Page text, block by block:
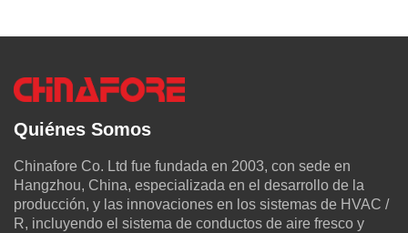
Quiénes Somos
Chinafore Co. Ltd fue fundada en 2003, con sede en
Hangzhou, China, especializada en el desarrollo de la
producción, y las innovaciones en los sistemas de HVAC /
R, incluyendo el sistema de conductos de aire fresco y